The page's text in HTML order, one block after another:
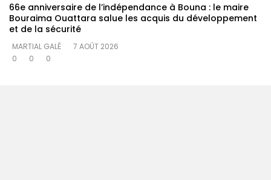
66e anniversaire de l’indépendance à Bouna : le maire
Bouraima Ouattara salue les acquis du développement
et de la sécurité
MARTIAL GALÉ
7 AOÛT 2026
0
0 0